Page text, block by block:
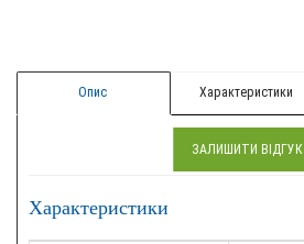
ЗАЛИШИТИ ВІДГУК
Опис Характеристики
Характеристики